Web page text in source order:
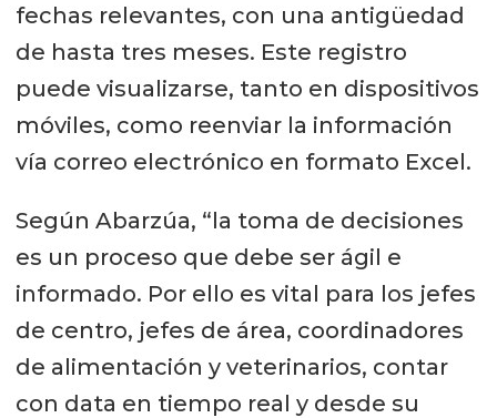
fechas relevantes, con una antigüedad
de hasta tres meses. Este registro
puede visualizarse, tanto en dispositivos
móviles, como reenviar la información
vía correo electrónico en formato Excel.
Según Abarzúa, “la toma de decisiones
es un proceso que debe ser ágil e
informado. Por ello es vital para los jefes
de centro, jefes de área, coordinadores
de alimentación y veterinarios, contar
con data en tiempo real y desde su